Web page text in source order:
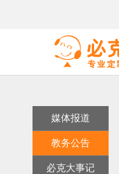
媒体报道
教务公告
必克大事记